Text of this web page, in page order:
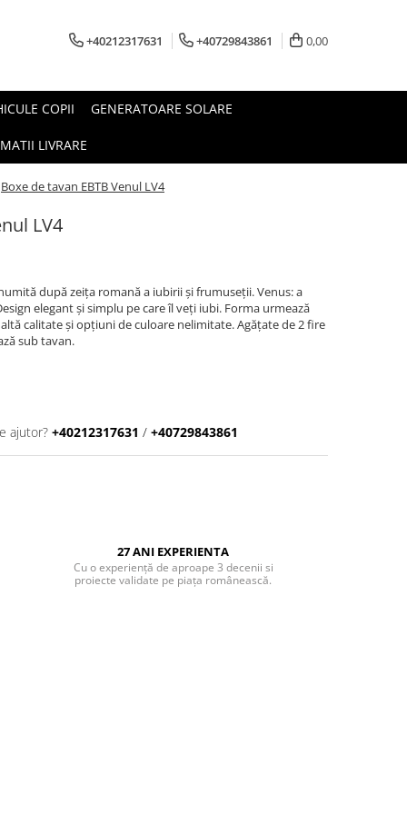
+40212317631 +40729843861 0,00
COPII GENERATOARE SOLARE
LIVRARE
Boxe de tavan EBTB Venul LV4
LV4
după zeița romană a iubirii și frumuseții. Venus: a
elegant și simplu pe care îl veți iubi. Forma urmează
calitate și opțiuni de culoare nelimitate. Agățate de 2 fire
sub tavan.
ajutor? +40212317631 / +40729843861
27 ANI EXPERIENTA
Cu o experiență de aproape 3 decenii si
proiecte validate pe piața românească.